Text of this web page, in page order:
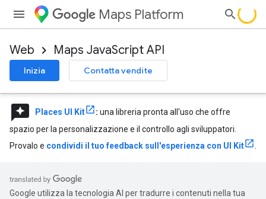
Maps Platform
Web Maps JavaScript API
Inizia Contatta vendite
reviews Places UI Kit : una libreria pronta all'uso che offre
spazio per la personalizzazione e il controllo agli sviluppatori.
Provalo e condividi il tuo feedback sull'esperienza con UI Kit .
Google utilizza la tecnologia AI per tradurre i contenuti nella tua